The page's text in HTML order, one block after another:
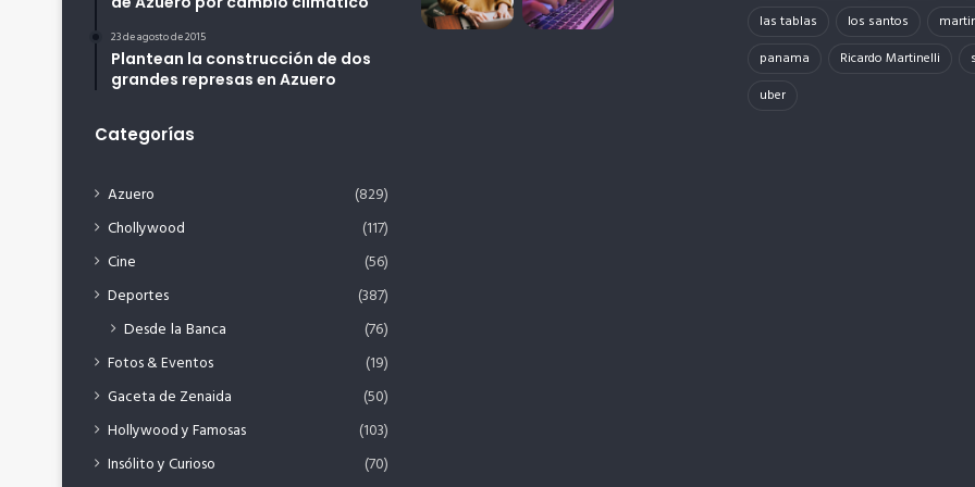
23 de agosto de 2015
Plantean la construcción de dos
grandes represas en Azuero
Categorías
Azuero
(829)
Chollywood
(117)
Cine
(56)
Deportes
(387)
Desde la Banca (76)
Fotos & Eventos
(19)
Gaceta de Zenaida
(50)
Hollywood y Famosas
(103)
Insólito y Curioso
(70)
las tablas
los santos
panama
Ricardo Martinelli
uber